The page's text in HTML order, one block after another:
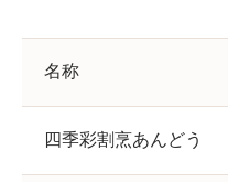
名称
四季彩割烹あんどう